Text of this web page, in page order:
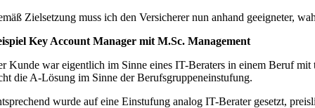
Zielsetzung muss ich den Versicherer nun anhand geeigneter,
Key Account Manager mit M.Sc. Management
Kunde war eigentlich im Sinne eines IT-Beraters in einem Beruf
die A-Lösung im Sinne der Berufsgruppeneinstufung.
wurde auf eine Einstufung analog IT-Berater gesetzt,